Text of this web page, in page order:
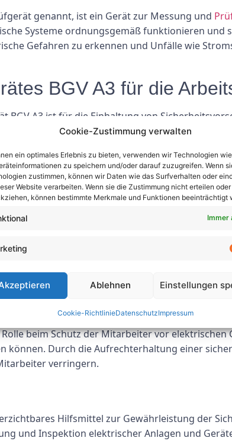
Cookie-Zustimmung verwalten
ein optimales Erlebnis zu bieten, verwenden wir Technologien
zu speichern und/oder darauf zuzugreifen. Wenn
zustimmen, können wir Daten wie das Surfverhalten oder
Website verarbeiten. Wenn sie die Zustimmung nicht erteilen oder
können bestimmte Merkmale und Funktionen beeinträchtigt
Immer
Ablehnen Einstellungen
Cookie-RichtlinieDatenschutzImpressum
genannt, ist ein Gerät zur Messung und
Systeme ordnungsgemäß funktionieren
Gefahren zu erkennen und Unfälle wie
BGV A3 für die
BGV A3 ist für die Einhaltung von
eine regelmäßige Prüfung und
zu gewährleisten. Das Messgerät
Testergebnisse liefert.
und Brände können schwerwiegende
indem es potenzielle Gefahren wie
Tests elektrischer Anlagen und Geräte
Geräte sind für den täglichen Betrieb
BGV A3 können dazu beitragen, die
frühzeitig erkennen und umgehend beheben,
Wohlbefinden der Mitarbeiter sollten für alle
beim Schutz der Mitarbeiter vor
können. Durch die Aufrechterhaltung einer
verringern.
Hilfsmittel zur Gewährleistung der
und Inspektion elektrischer Anlagen und